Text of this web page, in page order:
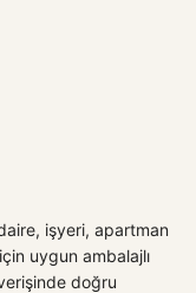
işyeri, apartman
uygun ambalajlı
doğru